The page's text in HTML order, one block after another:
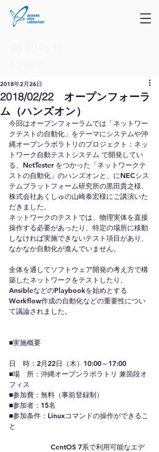
2018/02/22 オープンフォーラ
ム（ハンズオン）
2018年2月26日
今回はオープンフォーラムでは「ネットワー
クテストの自動化」をテーマにシステムや沖
縄オープンラボラトリのプロジェクト：ネッ
トワーク自動テストシステム で開発してい
る、NetTester をつかった「ネットワークテ
ストの自動化」のハンズオンと、にNECシス
テムプラットフォーム研究所の黒田貴之様、
株式会社あくしゅの山崎泰宏様にご講演いた
だきました。
ネットワークのテストでは、物理実体を直接
操作する必要があったり、特定の場所に移動
しなければ実施できないテスト項目があり、
なかなか自動化が進んでいません。
全体を通してソフトウェア開発の考え方で構
築したネットワークをテストしたり、
AnsibleなどのPlaybookを始めとする
Workflow作成の自動化などの重要性につい
て議論されました。
■実施概要
日　時：2月22日（木）10:00～17:00
■場　所：沖縄オープンラボラトリ 兼箇段オ
フィス
■参加費：無料（事前登録制）
■参加者：15名
■参加条件：Linuxコマンドの操作ができるこ
と
CentOS 7系で利用可能なエデ